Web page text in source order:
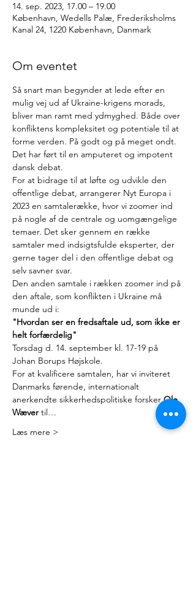
14. sep. 2023, 17.00 – 19.00
København, Wedells Palæ, Frederiksholms
Kanal 24, 1220 København, Danmark
Om eventet
Så snart man begynder at lede efter en
mulig vej ud af Ukraine-krigens morads,
bliver man ramt med ydmyghed. Både over
konfliktens kompleksitet og potentiale til at
forme verden. På godt og på meget ondt.
Det har ført til en amputeret og impotent
dansk debat.
For at bidrage til at løfte og udvikle den
offentlige debat, arrangerer Nyt Europa i
2023 en samtalerække, hvor vi zoomer ind
på nogle af de centrale og uomgængelige
temaer. Det sker gennem en række
samtaler med indsigtsfulde eksperter, der
gerne tager del i den offentlige debat og
selv savner svar.
Den anden samtale i rækken zoomer ind på
den aftale, som konflikten i Ukraine må
munde ud i:
"Hvordan ser en fredsaftale ud, som ikke er
helt forfærdelig"
Torsdag d. 14. september kl. 17-19 på
Johan Borups Højskole.
For at kvalificere samtalen, har vi inviteret
Danmarks førende, internationalt
anerkendte sikkerhedspolitiske forsker Ole
Wæver til…
Læs mere >